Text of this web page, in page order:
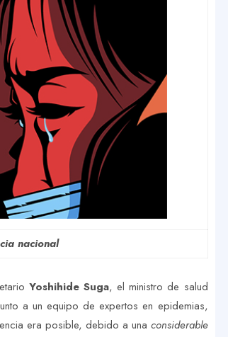
nacional
Yoshihide Suga, el ministro de salud
a un equipo de expertos en epidemias,
era posible, debido a una considerable